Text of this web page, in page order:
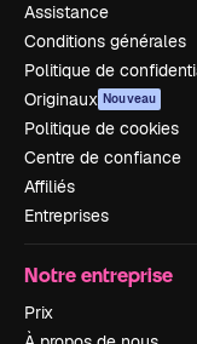
Assistance
Conditions générales
Politique de
Originaux Nouveau
Politique de cookies
Centre de confiance
Affiliés
Entreprises
Notre entreprise
Prix